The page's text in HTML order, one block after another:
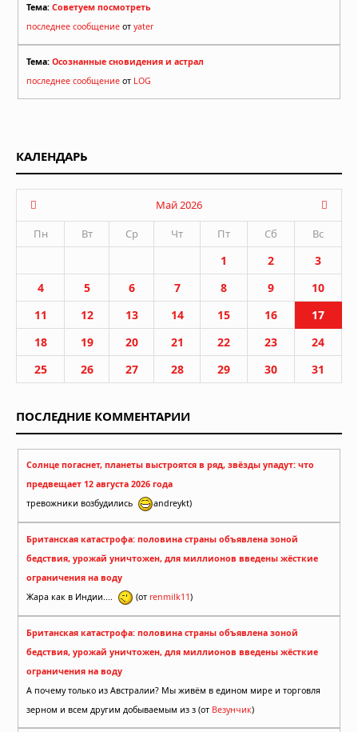
Тема: Советуем посмотреть
последнее сообщение от yater
Тема: Осознанные сновидения и астрал
последнее сообщение от LOG
КАЛЕНДАРЬ
Май 2026
Пн
Вт Ср Чт Пт Сб Вс
1 2
3
4
5 6 7 8 9
10
11
12 13 14 15 16
17
18
19 20 21 22 23
24
25
26 27 28 29 30 31
ПОСЛЕДНИЕ КОММЕНТАРИИ
Солнце погаснет, планеты выстроятся в ряд, звёзды упадут: что
предвещает 12 августа 2026 года
тревожники возбудились
andreykt)
Британская катастрофа: половина страны объявлена зоной
бедствия, урожай уничтожен, для миллионов введены жёсткие
ограничения на воду
Жара как в Индии....
(от renmilk11)
Британская катастрофа: половина страны объявлена зоной
бедствия, урожай уничтожен, для миллионов введены жёсткие
ограничения на воду
А почему только из Австралии? Мы живём в едином мире и торговля
зерном и всем другим добываемым из з (от Везунчик)